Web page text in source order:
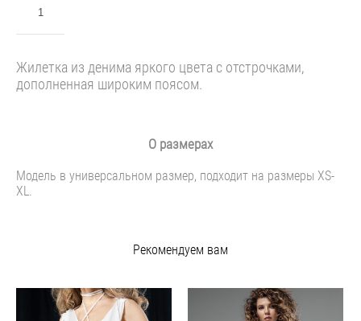
Жилетка из денима яркого цвета с отстрочками,
дополненная широким поясом.
О размерах
Модель в универсальном размер, подходит на размеры XS-
XL.
Рекомендуем вам